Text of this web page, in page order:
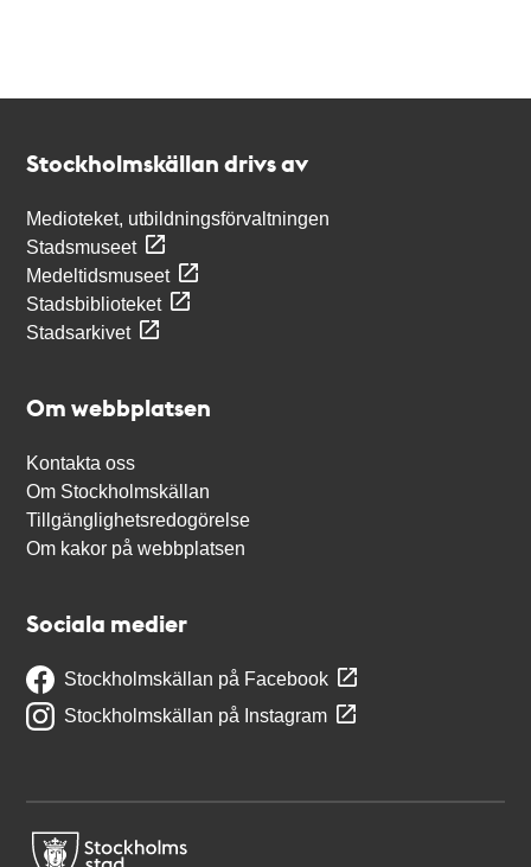
Stockholmskällan drivs av
Medioteket, utbildningsförvaltningen
Stadsmuseet
Medeltidsmuseet
Stadsbiblioteket
Stadsarkivet
Om webbplatsen
Kontakta oss
Om Stockholmskällan
Tillgänglighetsredogörelse
Om kakor på webbplatsen
Sociala medier
Stockholmskällan på Facebook
Stockholmskällan på Instagram